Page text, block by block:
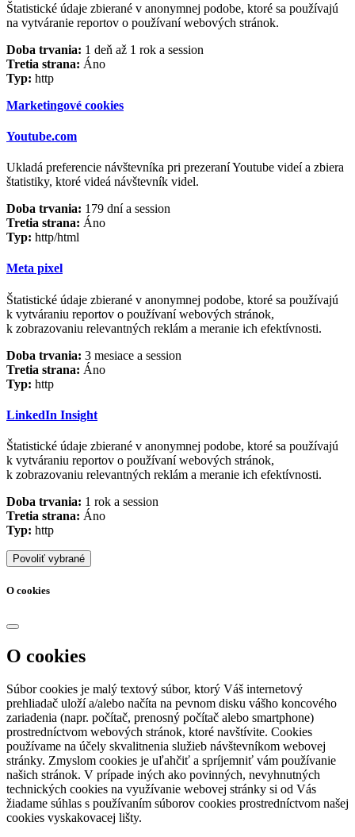
Štatistické údaje zbierané v anonymnej podobe, ktoré sa používajú
na vytváranie reportov o používaní webových stránok.
Doba trvania: 1 deň až 1 rok a session
Tretia strana: Áno
Typ: http
Marketingové cookies
Youtube.com
Ukladá preferencie návštevníka pri prezeraní Youtube videí a zbiera
štatistiky, ktoré videá návštevník videl.
Doba trvania: 179 dní a session
Tretia strana: Áno
Typ: http/html
Meta pixel
Štatistické údaje zbierané v anonymnej podobe, ktoré sa používajú
k vytváraniu reportov o používaní webových stránok,
k zobrazovaniu relevantných reklám a meranie ich efektívnosti.
Doba trvania: 3 mesiace a session
Tretia strana: Áno
Typ: http
LinkedIn Insight
Štatistické údaje zbierané v anonymnej podobe, ktoré sa používajú
k vytváraniu reportov o používaní webových stránok,
k zobrazovaniu relevantných reklám a meranie ich efektívnosti.
Doba trvania: 1 rok a session
Tretia strana: Áno
Typ: http
Povoliť vybrané
O cookies
O cookies
Súbor cookies je malý textový súbor, ktorý Váš internetový
prehliadač uloží a/alebo načíta na pevnom disku vášho koncového
zariadenia (napr. počítač, prenosný počítač alebo smartphone)
prostredníctvom webových stránok, ktoré navštívite. Cookies
používame na účely skvalitnenia služieb návštevníkom webovej
stránky. Zmyslom cookies je uľahčiť a spríjemniť vám používanie
našich stránok. V prípade iných ako povinných, nevyhnutných
technických cookies na využívanie webovej stránky si od Vás
žiadame súhlas s používaním súborov cookies prostredníctvom našej
cookies vyskakovacej lišty.